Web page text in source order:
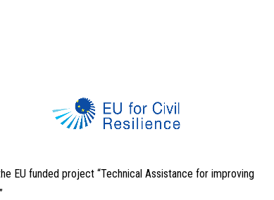
EU funded project “Technical Assistance for improving